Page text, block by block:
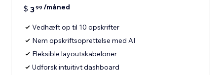
$ 399 /måned
Vedhæft op til 10 opskrifter
Nem opskriftsoprettelse med AI
Fleksible layoutskabeloner
Udforsk intuitivt dashboard